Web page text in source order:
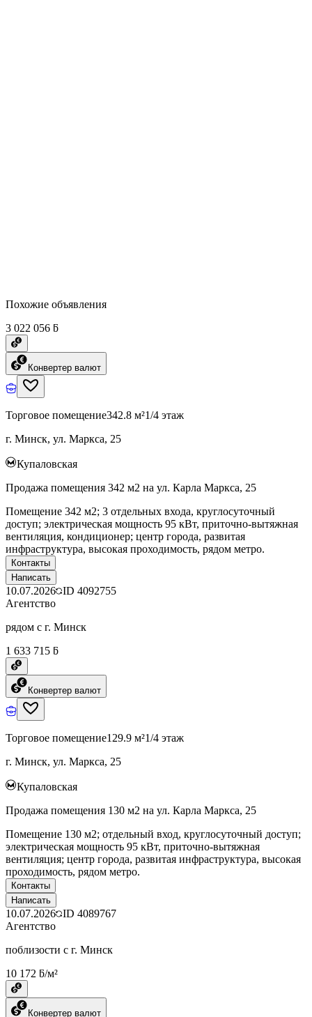
Похожие объявления
3 022 056 ƃ
Конвертер валют
Торговое помещение342.8 м²1/4 этаж
г. Минск, ул. Маркса, 25
Купаловская
Продажа помещения 342 м2 на ул. Карла Маркса, 25
Помещение 342 м2; 3 отдельных входа, круглосуточный
доступ; электрическая мощность 95 кВт, приточно-вытяжная
вентиляция, кондиционер; центр города, развитая
инфраструктура, высокая проходимость, рядом метро.
Контакты
Написать
10.07.2026 ID 4092755
Агентство
рядом с г. Минск
1 633 715 ƃ
Конвертер валют
Торговое помещение129.9 м²1/4 этаж
г. Минск, ул. Маркса, 25
Купаловская
Продажа помещения 130 м2 на ул. Карла Маркса, 25
Помещение 130 м2; отдельный вход, круглосуточный доступ;
электрическая мощность 95 кВт, приточно-вытяжная
вентиляция; центр города, развитая инфраструктура, высокая
проходимость, рядом метро.
Контакты
Написать
10.07.2026 ID 4089767
Агентство
поблизости с г. Минск
10 172 ƃ/м²
Конвертер валют